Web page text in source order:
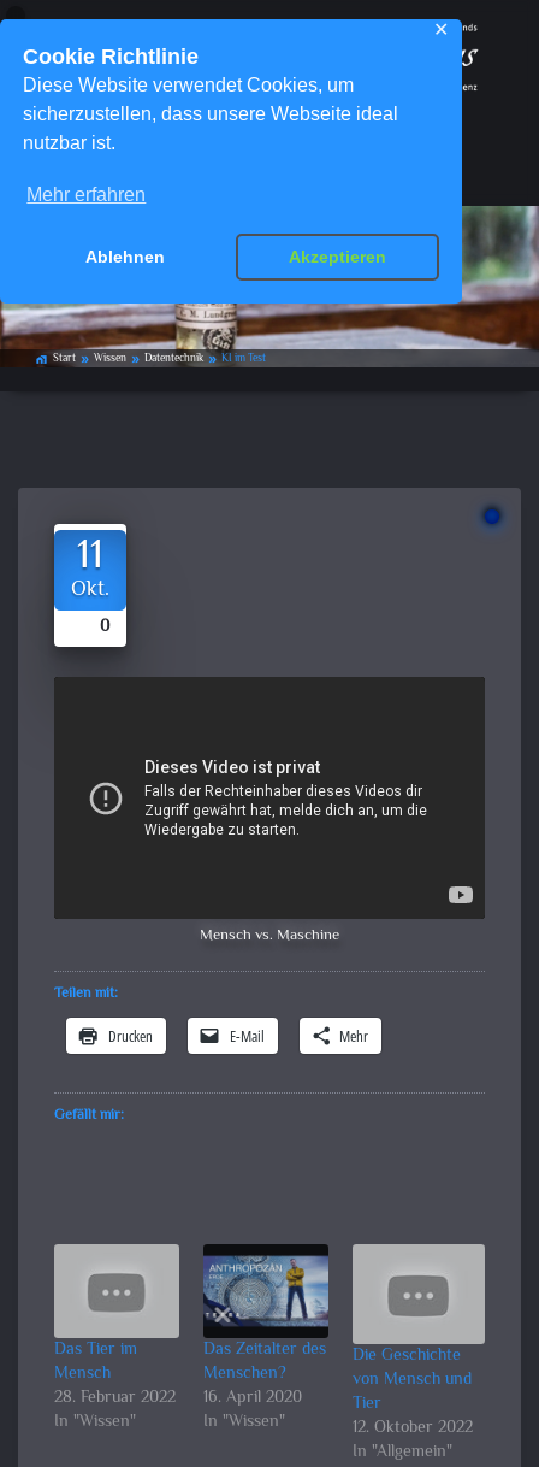
Cookie Richtlinie
Diese Website verwendet Cookies, um
sicherzustellen, dass unsere Webseite ideal
nutzbar ist.
Mehr erfahren
Ablehnen Akzeptieren
✕
KI im Test
home_work Start double_arrow Wissen double_arrow Datentechnik double_arrow KI im Test
11
Okt.
0
Mensch vs. Maschine
Teilen mit:
Drucken E-Mail Mehr
Gefällt mir:
Das Tier im
Mensch
28. Februar 2022
In "Wissen"
Das Zeitalter des
Menschen?
16. April 2020
In "Wissen"
Die Geschichte
von Mensch und
Tier
12. Oktober 2022
In "Allgemein"